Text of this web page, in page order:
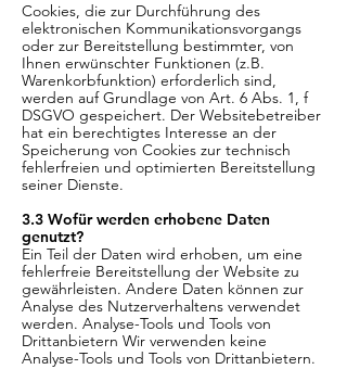
Cookies, die zur Durchführung des
elektronischen Kommunikationsvorgangs
oder zur Bereitstellung bestimmter, von
Ihnen erwünschter Funktionen (z.B.
Warenkorbfunktion) erforderlich sind,
werden auf Grundlage von Art. 6 Abs. 1, f
DSGVO gespeichert. Der Websitebetreiber
hat ein berechtigtes Interesse an der
Speicherung von Cookies zur technisch
fehlerfreien und optimierten Bereitstellung
seiner Dienste.
3.3 Wofür werden erhobene Daten
genutzt?
Ein Teil der Daten wird erhoben, um eine
fehlerfreie Bereitstellung der Website zu
gewährleisten. Andere Daten können zur
Analyse des Nutzerverhaltens verwendet
werden. Analyse-Tools und Tools von
Drittanbietern Wir verwenden keine
Analyse-Tools und Tools von Drittanbietern.